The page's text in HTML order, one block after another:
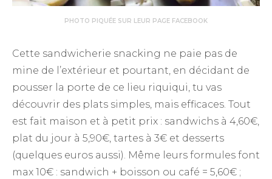
PHOTO PIQUÉE SUR LEUR PAGE FACEBOOK
Cette sandwicherie snacking ne paie pas de
mine de l’extérieur et pourtant, en décidant de
pousser la porte de ce lieu riquiqui, tu vas
découvrir des plats simples, mais efficaces. Tout
est fait maison et à petit prix : sandwichs à 4,60€,
plat du jour à 5,90€, tartes à 3€ et desserts
(quelques euros aussi). Même leurs formules font
max 10€ : sandwich + boisson ou café = 5,60€ ;